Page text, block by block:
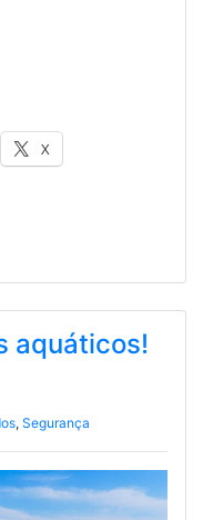
X
aquáticos!
, Segurança